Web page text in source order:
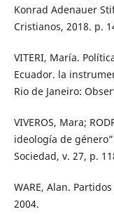
Konrad Adenauer
Cristianos, 2018. p.
VITERI, María.
Ecuador. la
Rio de Janeiro:
VIVEROS, Mara;
ideología de
Sociedad, v. 27, p.
WARE, Alan.
2004.